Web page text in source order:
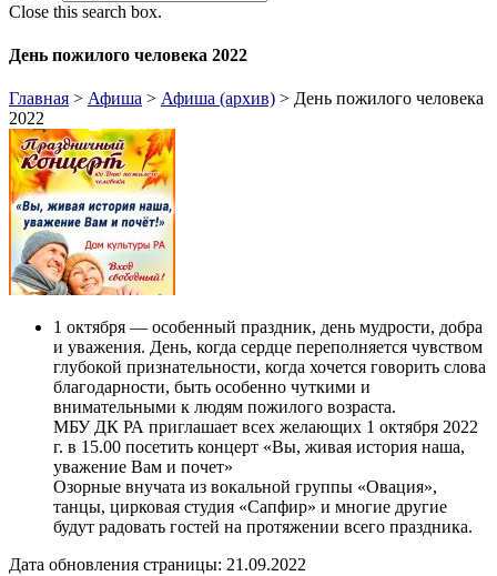
Close this search box.
День пожилого человека 2022
Главная > Афиша > Афиша (архив) > День пожилого человека
2022
1 октября — особенный праздник, день мудрости, добра
и уважения. День, когда сердце переполняется чувством
глубокой признательности, когда хочется говорить слова
благодарности, быть особенно чуткими и
внимательными к людям пожилого возраста.
МБУ ДК РА приглашает всех желающих 1 октября 2022
г. в 15.00 посетить концерт «Вы, живая история наша,
уважение Вам и почет»
Озорные внучата из вокальной группы «Овация»,
танцы, цирковая студия «Сапфир» и многие другие
будут радовать гостей на протяжении всего праздника.
Дата обновления страницы: 21.09.2022